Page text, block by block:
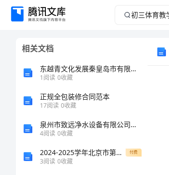
初
相关文档
东越青文化发展秦皇岛市有限公司介绍企业发展分析报告
1阅读 0收藏
正规全包装修合同范本
17阅读 0收藏
泉州市致远净水设备有限公司介绍企业发展分析报告
4阅读 0收藏
2024-2025学年北京市第一六六中学八年级上学期1月期末物理质量检测模拟试题（含答案） 付费
3阅读 0收藏